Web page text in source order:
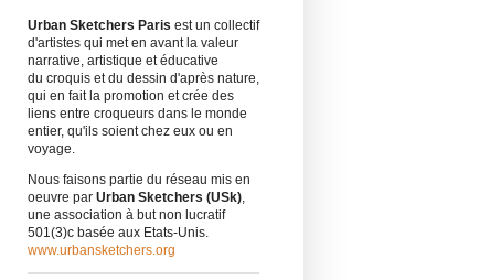
Urban Sketchers Paris est un collectif
d'artistes qui met en avant la valeur
narrative, artistique et éducative
du croquis et du dessin d'après nature,
qui en fait la promotion et crée des
liens entre croqueurs dans le monde
entier, qu'ils soient chez eux ou en
voyage.
Nous faisons partie du réseau mis en
oeuvre par Urban Sketchers (USk)
une association à but non lucratif
501(3)c basée aux Etats-Unis.
www.urbansketchers.org